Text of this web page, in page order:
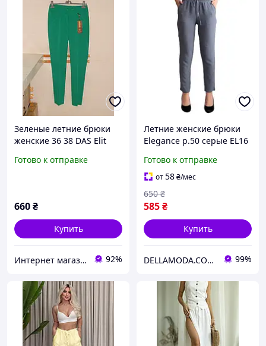
Зеленые летние брюки
женские 36 38 DAS Elit
Готово к отправке
660₴
Купить
Интернет магазин "Frau" 92%
Летние женские брюки
Elegance р.50 серые EL16
Готово к отправке
от58₴/мес
585₴
650 ₴
Купить
DELLAMODA.COM.UA 99%